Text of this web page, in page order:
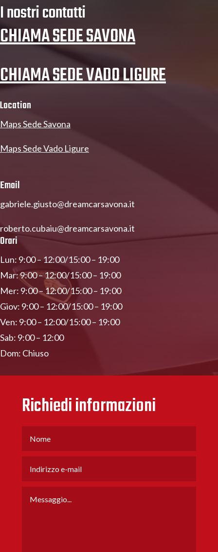
I nostri contatti
CHIAMA SEDE SAVONA
CHIAMA SEDE VADO LIGURE
Location
Maps Sede Savona
Maps Sede Vado Ligure
Email
gabriele.giusto@dreamcarsavona.it
roberto.cubaiu@dreamcarsavona.it
Orari
Lun: 9:00 – 12:00/15:00 – 19:00
Mar: 9:00 – 12:00/15:00 – 19:00
Mer: 9:00 – 12:00/15:00 – 19:00
Giov: 9:00 – 12:00/15:00 – 19:00
Ven: 9:00 – 12:00/15:00 – 19:00
Sab: 9:00 – 12:00
Dom: Chiuso
Richiedi informazioni